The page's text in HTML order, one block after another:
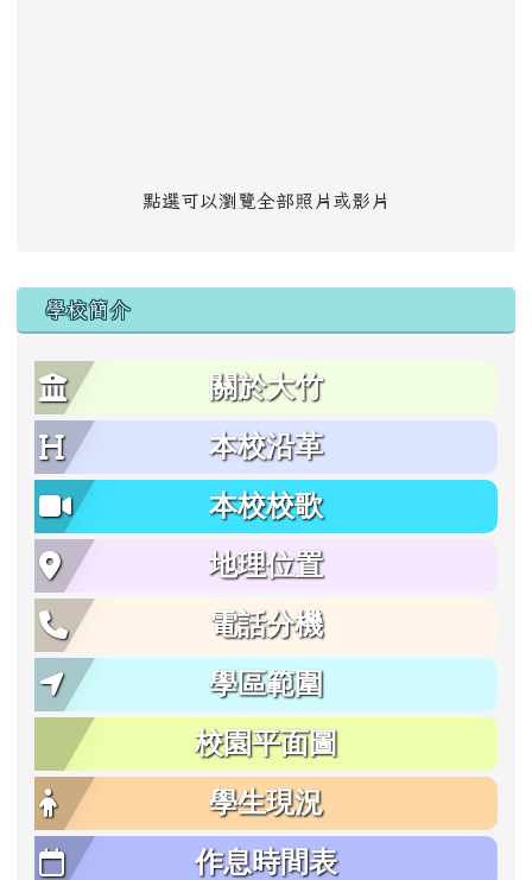
點選可以瀏覽全部照片或影片
學校簡介
關於大竹
本校沿革
本校校歌
地理位置
電話分機
學區範圍
校園平面圖
學生現況
作息時間表